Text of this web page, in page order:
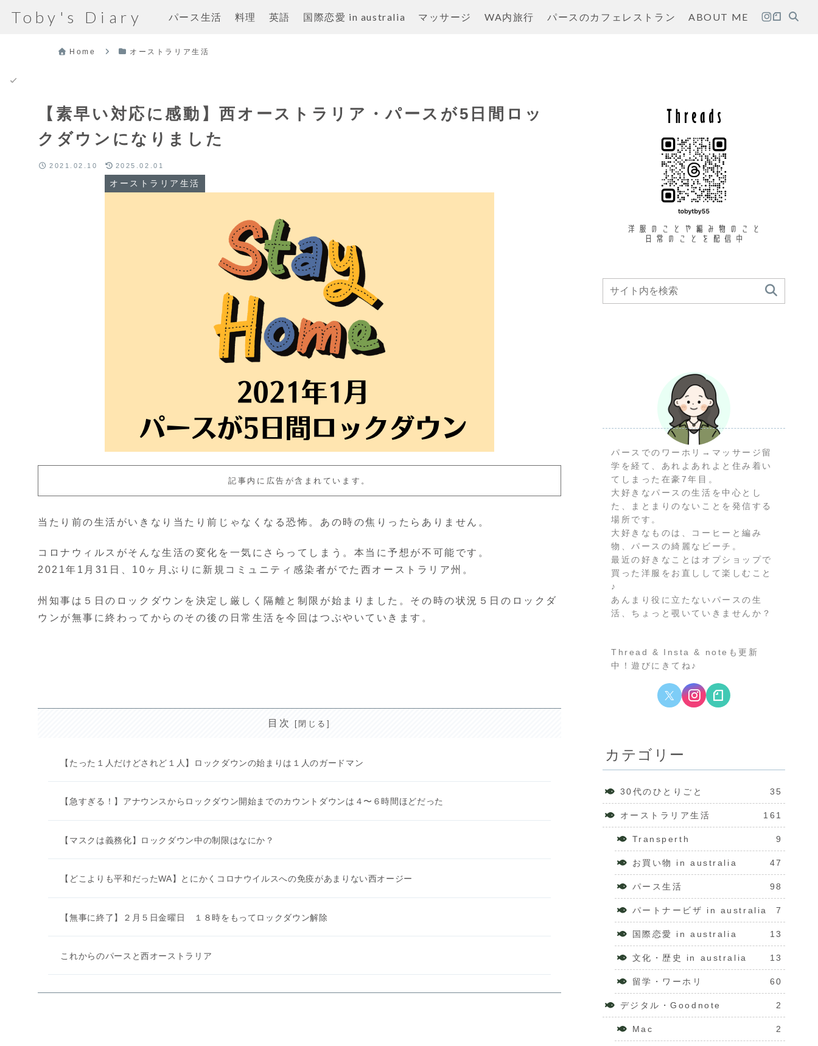
Toby's Diary パース生活 料理 英語 国際恋愛 in australia マッサージ WA内旅行 パースのカフェレストラン ABOUT ME
Home オーストラリア生活
【素早い対応に感動】西オーストラリア・パースが5日間ロッ
クダウンになりました
オーストラリア生活
2021.02.10 2025.02.01
記事内に広告が含まれています。
当たり前の生活がいきなり当たり前じゃなくなる恐怖。あの時の焦りったらありません。
コロナウィルスがそんな生活の変化を一気にさらってしまう。本当に予想が不可能です。
2021年1月31日、10ヶ月ぶりに新規コミュニティ感染者がでた西オーストラリア州。
州知事は５日のロックダウンを決定し厳しく隔離と制限が始まりました。その時の状況５日のロックダ
ウンが無事に終わってからのその後の日常生活を今回はつぶやいていきます。
目次
【たった１人だけどされど１人】ロックダウンの始まりは１人のガードマン
【急すぎる！】アナウンスからロックダウン開始までのカウントダウンは４〜６時間ほどだった
【マスクは義務化】ロックダウン中の制限はなにか？
【どこよりも平和だったWA】とにかくコロナウイルスへの免疫があまりない西オージー
【無事に終了】２月５日金曜日 １８時をもってロックダウン解除
これからのパースと西オーストラリア
トビー
パースでのワーホリ→マッサージ留
学を経て、あれよあれよと住み着い
てしまった在豪7年目。
大好きなパースの生活を中心とし
た、まとまりのないことを発信する
場所です。
大好きなものは、コーヒーと編み
物、パースの綺麗なビーチ。
最近の好きなことはオプショップで
買った洋服をお直しして楽しむこと
♪
あんまり役に立たないパースの生
活、ちょっと覗いていきませんか？
Thread & Insta & noteも更新
中！遊びにきてね♪
カテゴリー
30代のひとりごと 35
オーストラリア生活 161
Transperth 9
お買い物 in australia 47
パース生活 98
パートナービザ in australia 7
国際恋愛 in australia 13
文化・歴史 in australia 13
留学・ワーホリ 60
デジタル・Goodnote 2
Mac 2